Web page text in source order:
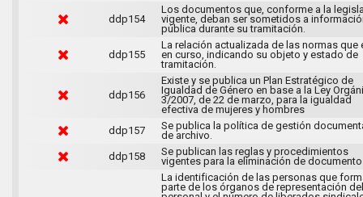
ddp154
Los documentos que, conforme a la
vigente, deban ser sometidos a
pública durante su tramitación.
ddp155
La relación actualizada de las normas que
en curso, indicando su objeto y estado de
tramitación.
ddp156
Existe y se publica un Plan Estratégico de
Igualdad de Género en base a la Ley
3/2007, de 22 de marzo, para la igualdad
efectiva de mujeres y hombres
ddp157
Se publica la política de gestión
de archivo.
ddp158
Se publican las reglas y procedimientos
vigentes para la eliminación de
La identificación de las personas que
parte de los órganos de representación del